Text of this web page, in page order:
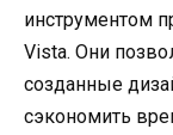
инструментом
Vista. Они
созданные
сэкономить